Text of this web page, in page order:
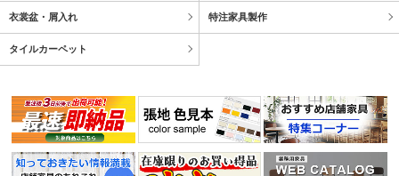
衣裳盆・屑入れ 特注家具製作
タイルカーペット